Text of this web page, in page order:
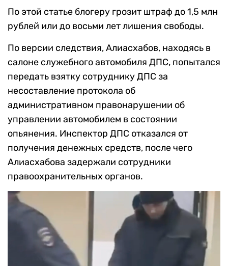
По этой статье блогеру грозит штраф до 1,5 млн
рублей или до восьми лет лишения свободы.
По версии следствия, Алиасхабов, находясь в
салоне служебного автомобиля ДПС, попытался
передать взятку сотруднику ДПС за
несоставление протокола об
административном правонарушении об
управлении автомобилем в состоянии
опьянения. Инспектор ДПС отказался от
получения денежных средств, после чего
Алиасхабова задержали сотрудники
правоохранительных органов.